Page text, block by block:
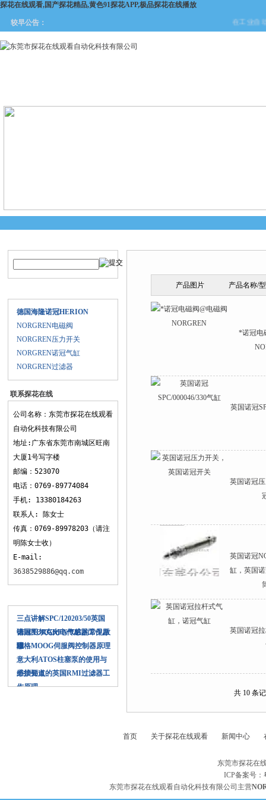
探花在线观看,国产探花精品,黄色91探花APP,极品探花在线播放
较早公告： 在工业自动
德国海隆诺冠HERION
NORGREN电磁阀
NORGREN压力开关
NORGREN诺冠气缸
NORGREN过滤器
联系探花在线
观看
公司名称：东莞市探花在线观看
自动化科技有限公司
地址:广东省东莞市南城区旺南
大厦1号写字楼
邮编：523070
电话：0769-89774084
手机: 13380184263
联系人: 陈女士
传真：0769-89978203（请注
明陈女士收）
E-mail:
3638529886@qq.com
三点讲解SPC/120203/50英国
诺冠NORGREN气缸的常见故
障
德国图尔克光电传感器工作原
理
穆格MOOG伺服阀控制器原理
意大利ATOS柱塞泵的使用与
维护要点
必须知道的英国RMI过滤器工
作原理
产品图片 产品名称/
*诺冠电
英国诺冠
英国诺冠压
英国诺冠
缸，英国
英国诺冠拉
共 10 条
首页 关于探花在线观看 新闻中心
东莞市探花在
ICP备案号：
东莞市探花在线观看自动化科技有限公司主营